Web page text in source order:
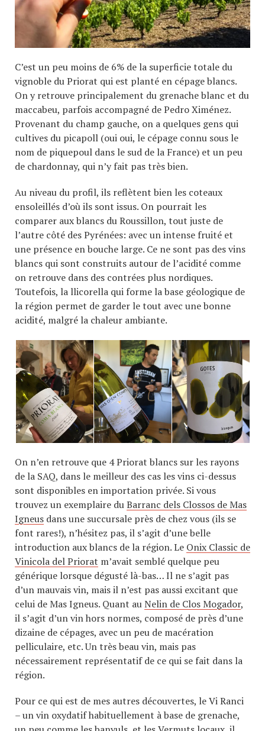
C’est un peu moins de 6% de la superficie totale du
vignoble du Priorat qui est planté en cépage blancs.
On y retrouve principalement du grenache blanc et du
maccabeu, parfois accompagné de Pedro Ximénez.
Provenant du champ gauche, on a quelques gens qui
cultives du picapoll (oui oui, le cépage connu sous le
nom de piquepoul dans le sud de la France) et un peu
de chardonnay, qui n’y fait pas très bien.
Au niveau du profil, ils reflètent bien les coteaux
ensoleillés d’où ils sont issus. On pourrait les
comparer aux blancs du Roussillon, tout juste de
l’autre côté des Pyrénées: avec un intense fruité et
une présence en bouche large. Ce ne sont pas des vins
blancs qui sont construits autour de l’acidité comme
on retrouve dans des contrées plus nordiques.
Toutefois, la llicorella qui forme la base géologique de
la région permet de garder le tout avec une bonne
acidité, malgré la chaleur ambiante.
On n’en retrouve que 4 Priorat blancs sur les rayons
de la SAQ, dans le meilleur des cas les vins ci-dessus
sont disponibles en importation privée. Si vous
trouvez un exemplaire duBarranc dels Clossos de Mas
Igneus dans une succursale près de chez vous (ils se
font rares!), n’hésitez pas, il s’agit d’une belle
introduction aux blancs de la région. Le Onix Classic de
Vinicola del Priorat m’avait semblé quelque peu
générique lorsque dégusté là-bas… Il ne s’agit pas
d’un mauvais vin, mais il n’est pas aussi excitant que
celui de Mas Igneus. Quant auNelin de Clos Mogador,
il s’agit d’un vin hors normes, composé de près d’une
dizaine de cépages, avec un peu de macération
pelliculaire, etc. Un très beau vin, mais pas
nécessairement représentatif de ce qui se fait dans la
région.
Pour ce qui est de mes autres découvertes, le Vi Ranci
– un vin oxydatif habituellement à base de grenache,